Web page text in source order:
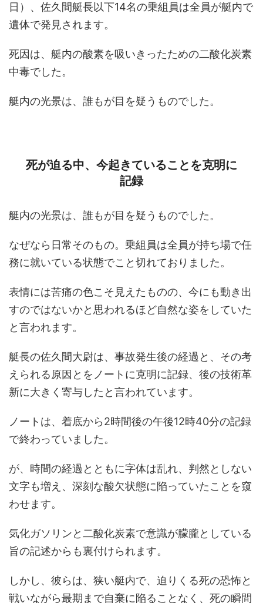
日）、佐久間艇長以下14名の乗組員は全員が艇内で
遺体で発見されます。
死因は、艇内の酸素を吸いきったための二酸化炭素
中毒でした。
艇内の光景は、誰もが目を疑うものでした。
死が迫る中、今起きていることを克明に
記録
艇内の光景は、誰もが目を疑うものでした。
なぜなら日常そのもの。乗組員は全員が持ち場で任
務に就いている状態でこと切れておりました。
表情には苦痛の色こそ見えたものの、今にも動き出
すのではないかと思われるほど自然な姿をしていた
と言われます。
艇長の佐久間大尉は、事故発生後の経過と、その考
えられる原因とをノートに克明に記録、後の技術革
新に大きく寄与したと言われています。
ノートは、着底から2時間後の午後12時40分の記録
で終わっていました。
が、時間の経過とともに字体は乱れ、判然としない
文字も増え、深刻な酸欠状態に陥っていたことを窺
わせます。
気化ガソリンと二酸化炭素で意識が朦朧としている
旨の記述からも裏付けられます。
しかし、彼らは、狭い艇内で、迫りくる死の恐怖と
戦いながら最期まで自棄に陥ることなく、死の瞬間